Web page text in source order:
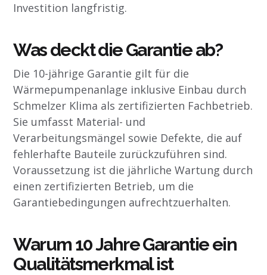
Investition langfristig.
Was deckt die Garantie ab?
Die 10-jährige Garantie gilt für die
Wärmepumpenanlage inklusive Einbau durch
Schmelzer Klima als zertifizierten Fachbetrieb.
Sie umfasst Material- und
Verarbeitungsmängel sowie Defekte, die auf
fehlerhafte Bauteile zurückzuführen sind.
Voraussetzung ist die jährliche Wartung durch
einen zertifizierten Betrieb, um die
Garantiebedingungen aufrechtzuerhalten.
Warum 10 Jahre Garantie ein
Qualitätsmerkmal ist